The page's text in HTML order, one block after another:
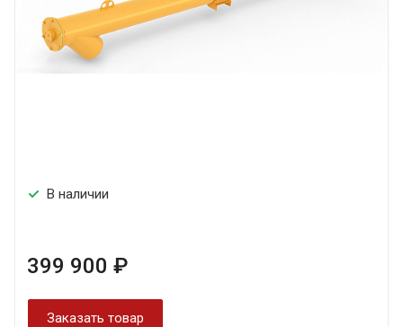
В наличии
399 900 ₽
Заказать товар